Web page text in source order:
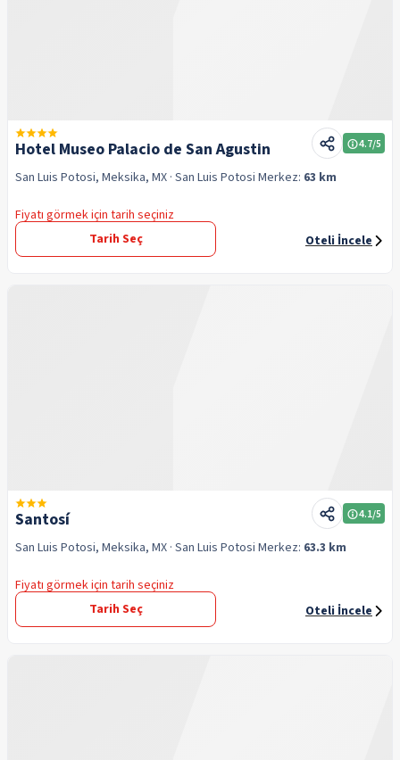
Hotel Museo Palacio de San Agustin 4.7/5
San Luis Potosi, Meksika, MX · San Luis Potosi Merkez: 63 km
Fiyatı görmek için tarih seçiniz
Tarih Seç
Oteli İncele
Santosí 4.1/5
San Luis Potosi, Meksika, MX · San Luis Potosi Merkez: 63.3 km
Fiyatı görmek için tarih seçiniz
Tarih Seç
Oteli İncele